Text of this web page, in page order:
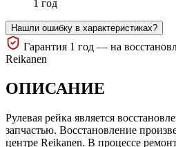
1 год
Нашли ошибку в характеристиках?
Гарантия 1 год — на
Reikanen
ОПИСАНИЕ
Рулевая рейка является
запчастью. Восстановление
центре Reikanen. В процессе